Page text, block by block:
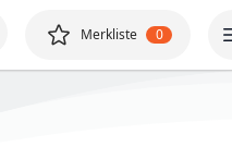
Merkliste 0